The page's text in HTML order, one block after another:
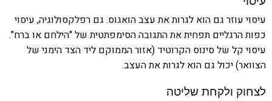
עיסוי עוזר גם הוא לגרות את עצב הואגוס. גם רפלקסולוגיה, עיסוי
כפות הרגליים תפחית את התגובה הסימפתטית של "הילחם או ברח".
עיסוי קל של סינוס הקרוטיד (אזור הממוקם ליד הצד הימני של
הצוואר) יכול גם הוא לגרות את העצב.
לצחוק ולקחת שליטה